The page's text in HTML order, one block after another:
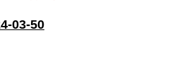
03-50